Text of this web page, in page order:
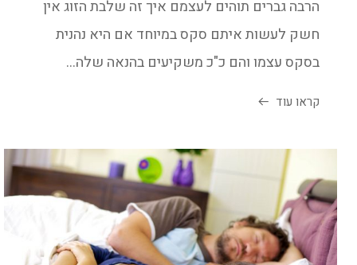
הרבה גברים תוהים לעצמם איך זה שלבת הזוג אין
חשק לעשות איתם סקס במיוחד אם היא נהנית
בסקס עצמו והם כ"כ משקיעים בהנאה שלה...
קראו עוד